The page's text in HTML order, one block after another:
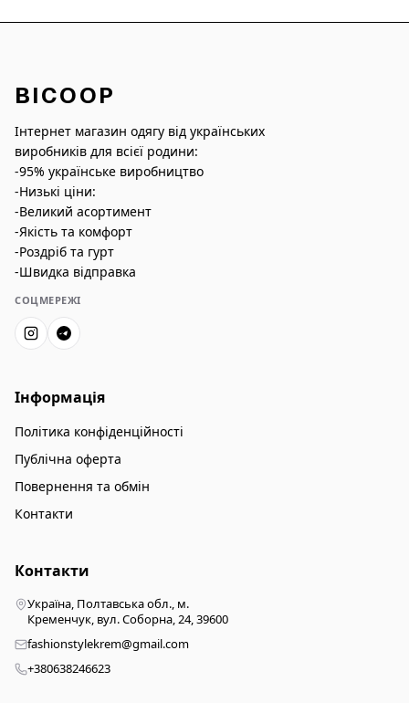
BICOOP
Інтернет магазин одягу від українських
виробників для всієї родини:
-95% українське виробництво
-Низькі ціни:
-Великий асортимент
-Якість та комфорт
-Роздріб та гурт
-Швидка відправка
СОЦМЕРЕЖІ
Інформація
Політика конфіденційності
Публічна оферта
Повернення та обмін
Контакти
Контакти
Україна, Полтавська обл., м.
Кременчук, вул. Соборна, 24, 39600
fashionstylekrem@gmail.com
+380638246623